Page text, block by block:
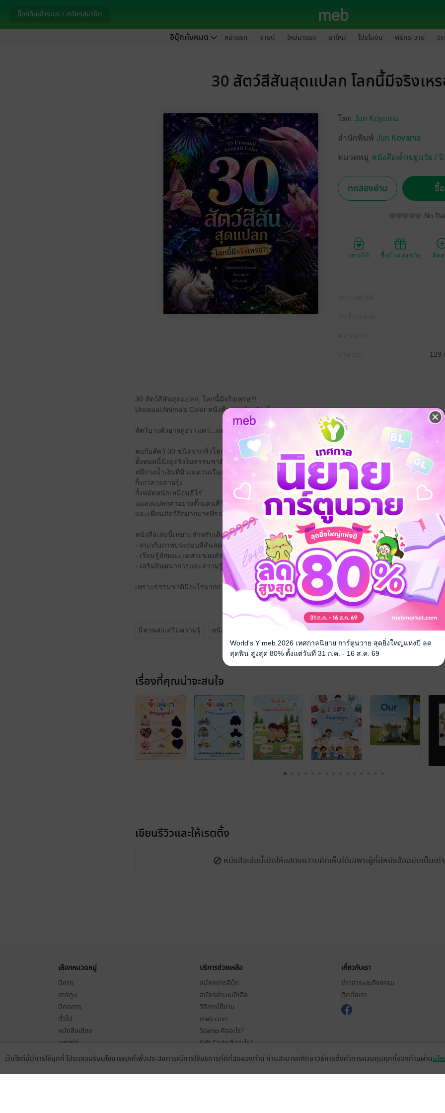
ล็อกอินเข้าระบบ / สมัครสมาชิก
อีบุ๊กทั้งหมด หน้าแรก ขายดี ใหม่มาแรง มาใหม่ โปรโมชัน ฟรีกระจาย ฮิ
30 สัตว์สีสันสุดแปลก โลกนี้มีจริงเห
โดย Jun Koyama
สำนักพิมพ์ Jun Koyama
หมวดหมู่ หนังสือเด็กปฐมวัย /
ทดลองอ่าน ซื้
No
อยากได้ ซื้อเป็นของขวัญ ติด
129
30 สัตว์สีสันสุดแปลก: โลกนี้มีจริงเหรอ?!
Unusual Animals Color หนังสือภาพสำหรับเด็ก
สัตว์บางตัวอาจดูธรรมดา...แต่บางตัวกลับแต่งตัวจัดเต็มจนเราต้องร้องว้าว!
พบกับสัตว์ 30 ชนิดจากทั่วโลกที่มีสีสันสุดแปลกตา บางตัวเปลี่ยนสีได้ บางตัวเป็นลายรุ้ง บางตัวแวววาวเ
ทั้งหมดนี้มีอยู่จริงในธรรมชาติ!
หมึกวงน้ำเงินที่มีวงแหวนเรืองแสง
กิ้งก่าลายสายรุ้ง
กั้งหมัดหนักเหมือนฮีโร่
แมลงแปลกตาอย่างตั๊กแตนสีรุ้ง
และเพื่อนสัตว์อีกมากมายที่รอให้เด็ก ๆ ไปทำความรู้จัก
หนังสือเล่มนี้เหมาะสำหรับเด็กวัย 5-10 ปี
- สนุกกับภาพประกอบสีสันสดใส
- เรียนรู้ลักษณะเฉพาะของสัตว์แต่ละชนิด
- เสริมจินตนาการและความรู้รอบตัวอย่างเพลิดเพลิน
เพราะธรรมชาติมีอะไรมากกว่าที่เราคิด มาเปิดโลกกับสีสันของสัตว์สุดมหัศจรรย์กันเถอะ!
นิทานส่งเสริมความรู้ หนังสือภาพ
เรื่องที่คุณน่าจะสนใจ
เขียนรีวิวและให้เรตติ้ง
หนังสือเล่มนี้เปิดให้แสดงความคิดเห็นได้เฉพาะผู้ที่มีหนังสือฉบับเต็มเท่
เลือกหมวดหมู่
นิยาย
การ์ตูน
นิตยสาร
ทั่วไป
หนังสือเสียง
บุฟเฟต์
บริการช่วยเหลือ
สมัครขายอีบุ๊ก
สมัครอ่านหนังสือ
วิธีการใช้งาน
meb coin
Stamp คืออะไร?
Gift Code คืออะไร?
เงื่อนไขในการใช้บริการ
เกี่ยวกับเรา
ข่าวสารและกิจกรรม
ติดต่อเรา
เว็บไซต์นี้มีการใช้คุกกี้ โปรดยอมรับนโยบายคุกกี้เพื่อประสบการณ์การใช้บริการที่ดีที่สุดของท่าน ท่านสามารถศึกษาวิธีการตั้งค่าการควบคุมคุกกี้ของท่านผ่านนโ
World's Y meb 2026 เทศกาลนิยาย การ์ตูนวาย สุดยิ่งใหญ่แห่งปี ลด
สุดฟิน สูงสุด 80% ตั้งแต่วันที่ 31 ก.ค. - 16 ส.ค. 69